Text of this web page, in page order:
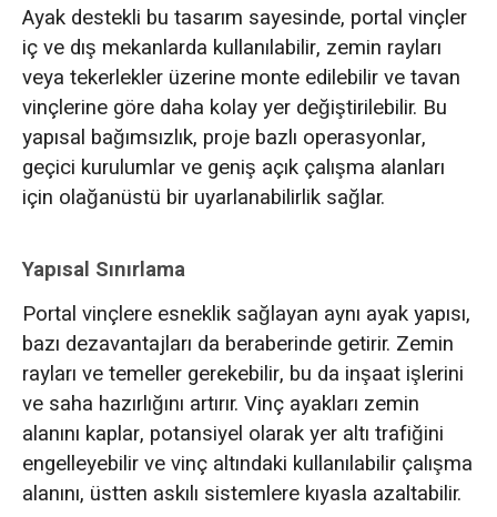
Ayak destekli bu tasarım sayesinde, portal vinçler
iç ve dış mekanlarda kullanılabilir, zemin rayları
veya tekerlekler üzerine monte edilebilir ve tavan
vinçlerine göre daha kolay yer değiştirilebilir. Bu
yapısal bağımsızlık, proje bazlı operasyonlar,
geçici kurulumlar ve geniş açık çalışma alanları
için olağanüstü bir uyarlanabilirlik sağlar.
Yapısal Sınırlama
Portal vinçlere esneklik sağlayan aynı ayak yapısı,
bazı dezavantajları da beraberinde getirir. Zemin
rayları ve temeller gerekebilir, bu da inşaat işlerini
ve saha hazırlığını artırır. Vinç ayakları zemin
alanını kaplar, potansiyel olarak yer altı trafiğini
engelleyebilir ve vinç altındaki kullanılabilir çalışma
alanını, üstten askılı sistemlere kıyasla azaltabilir.